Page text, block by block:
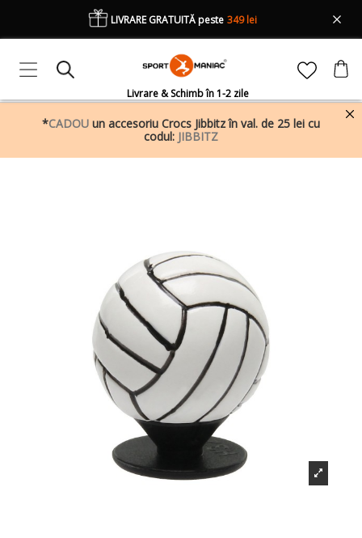
Livrare & Schimb în 1-2 zile
LIVRARE GRATUITĂ peste 349 lei
*CADOU un accesoriu Crocs Jibbitz în val. de 25 lei cu
codul: JIBBITZ